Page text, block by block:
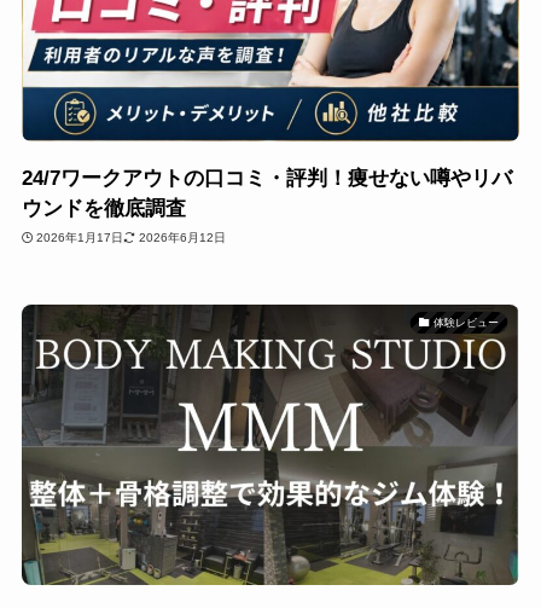
24/7ワークアウトの口コミ・評判！痩せない噂やリバ
ウンドを徹底調査
2026年1月17日 2026年6月12日
体験レビュー